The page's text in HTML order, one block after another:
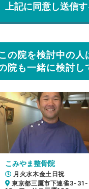
の院を検討中の人
院も一緒に検討し
こみやま整骨院
月火水木金土日祝
東京都三鷹市下連雀3-31-